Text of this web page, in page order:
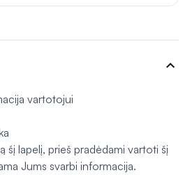
expand_more
vartotojui
šį lapelį, prieš pradėdami vartoti šį
Jums svarbi informacija.